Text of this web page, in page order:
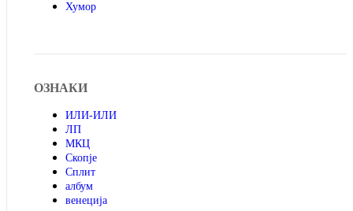
Хумор
ОЗНАКИ
ИЛИ-ИЛИ
ЛП
МКЦ
Скопје
Сплит
албум
венеција